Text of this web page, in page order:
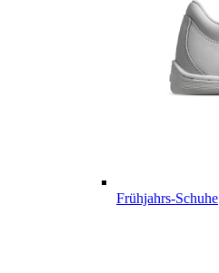
Frühjahrs-Schuhe